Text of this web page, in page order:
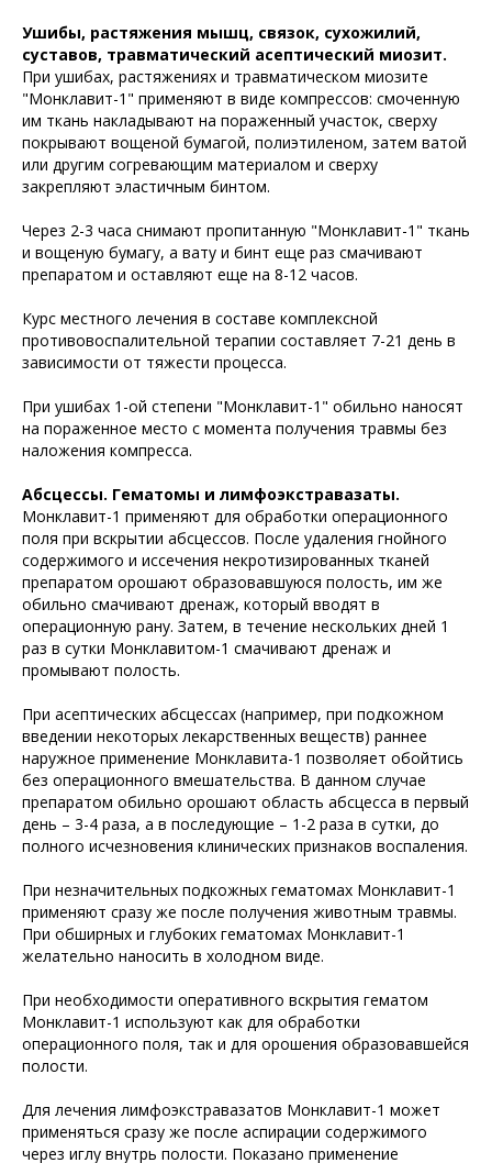
Ушибы, растяжения мышц, связок, сухожилий,
суставов, травматический асептический миозит.
При ушибах, растяжениях и травматическом миозите
"Монклавит-1" применяют в виде компрессов: смоченную
им ткань накладывают на пораженный участок, сверху
покрывают вощеной бумагой, полиэтиленом, затем ватой
или другим согревающим материалом и сверху
закрепляют эластичным бинтом.
Через 2-3 часа снимают пропитанную "Монклавит-1" ткань
и вощеную бумагу, а вату и бинт еще раз смачивают
препаратом и оставляют еще на 8-12 часов.
Курс местного лечения в составе комплексной
противовоспалительной терапии составляет 7-21 день в
зависимости от тяжести процесса.
При ушибах 1-ой степени "Монклавит-1" обильно наносят
на пораженное место с момента получения травмы без
наложения компресса.
Абсцессы. Гематомы и лимфоэкстравазаты.
Монклавит-1 применяют для обработки операционного
поля при вскрытии абсцессов. После удаления гнойного
содержимого и иссечения некротизированных тканей
препаратом орошают образовавшуюся полость, им же
обильно смачивают дренаж, который вводят в
операционную рану. Затем, в течение нескольких дней 1
раз в сутки Монклавитом-1 смачивают дренаж и
промывают полость.
При асептических абсцессах (например, при подкожном
введении некоторых лекарственных веществ) раннее
наружное применение Монклавита-1 позволяет обойтись
без операционного вмешательства. В данном случае
препаратом обильно орошают область абсцесса в первый
день – 3-4 раза, а в последующие – 1-2 раза в сутки, до
полного исчезновения клинических признаков воспаления.
При незначительных подкожных гематомах Монклавит-1
применяют сразу же после получения животным травмы.
При обширных и глубоких гематомах Монклавит-1
желательно наносить в холодном виде.
При необходимости оперативного вскрытия гематом
Монклавит-1 используют как для обработки
операционного поля, так и для орошения образовавшейся
полости.
Для лечения лимфоэкстравазатов Монклавит-1 может
применяться сразу же после аспирации содержимого
через иглу внутрь полости. Показано применение